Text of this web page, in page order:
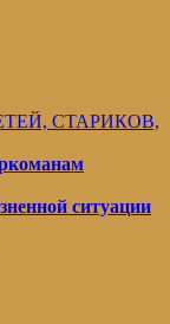
СТАРИКОВ,
ситуации